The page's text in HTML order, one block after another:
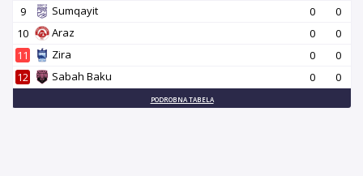
9
Sumqayit 0
0
10
Araz 0
0
11
Zira 0
0
12
Sabah Baku 0 0
PODROBNA TABELA